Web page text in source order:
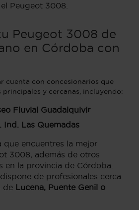
Peugeot 3008.
Peugeot 3008 de
en Córdoba con
cuenta con concesionarios que
principales y cercanas, incluyendo:
Fluvial Guadalquivir
Ind. Las Quemadas
que encuentres la mejor
3008, además de otros
en la provincia de Córdoba.
de profesionales cerca
de Lucena, Puente Genil o